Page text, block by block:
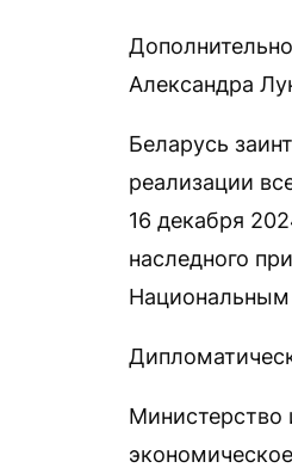
Александра
Беларусь
реализации
16 декабря
наследного
Министерство